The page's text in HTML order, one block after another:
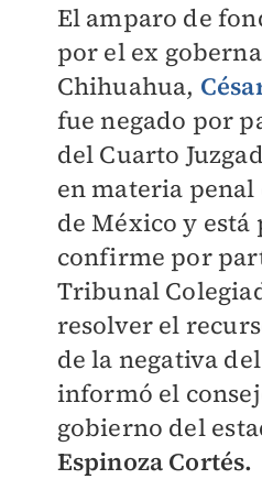
El amparo de
por el ex
Chihuahua,
fue negado por
del Cuarto
en materia penal
de México y está
confirme por
Tribunal
resolver el
de la negativa
informó el
gobierno del e
Espinoza Cortés.